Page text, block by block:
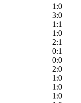
1:0
3:0
1:1
1:0
2:1
0:1
0:0
2:0
1:0
1:0
1:0